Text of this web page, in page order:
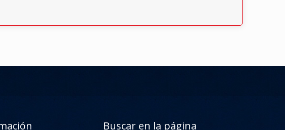
Buscar en la página